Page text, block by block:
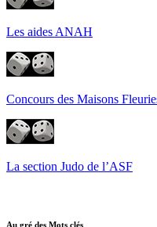
Les aides ANAH
Concours des Maisons
La section Judo de l’ASF
Au gré des Mots clés